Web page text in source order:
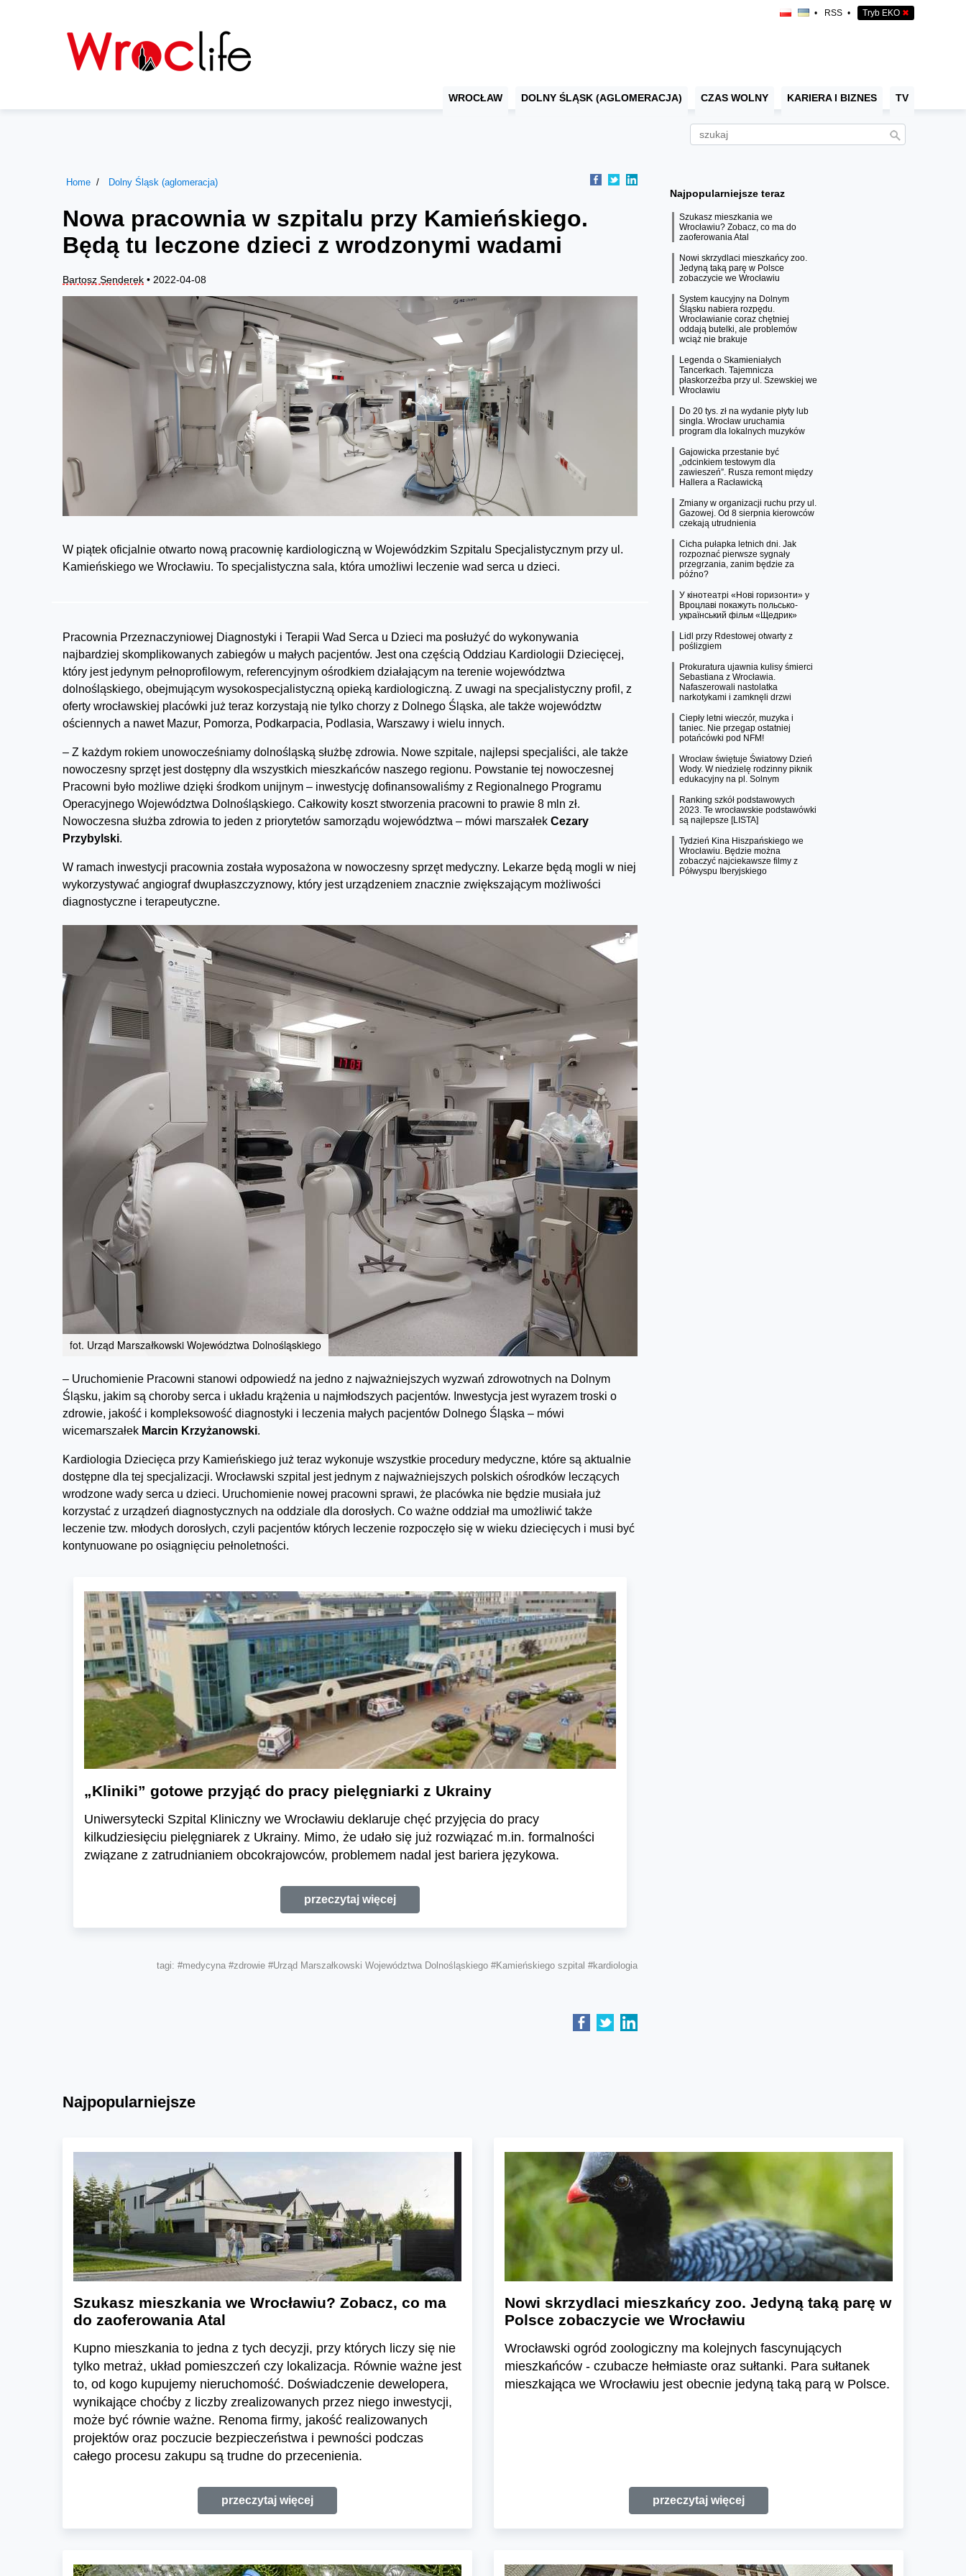
• RSS • Tryb EKO ✖
WROCŁAW DOLNY ŚLĄSK (AGLOMERACJA) CZAS WOLNY KARIERA I BIZNES TV
Home Dolny Śląsk (aglomeracja)
Nowa pracownia w szpitalu przy Kamieńskiego.
Będą tu leczone dzieci z wrodzonymi wadami
Bartosz Senderek • 2022-04-08
W piątek oficjalnie otwarto nową pracownię kardiologiczną w Wojewódzkim Szpitalu Specjalistycznym przy ul.
Kamieńskiego we Wrocławiu. To specjalistyczna sala, która umożliwi leczenie wad serca u dzieci.
Pracownia Przeznaczyniowej Diagnostyki i Terapii Wad Serca u Dzieci ma posłużyć do wykonywania
najbardziej skomplikowanych zabiegów u małych pacjentów. Jest ona częścią Oddziau Kardiologii Dziecięcej,
który jest jedynym pełnoprofilowym, referencyjnym ośrodkiem działającym na terenie województwa
dolnośląskiego, obejmującym wysokospecjalistyczną opieką kardiologiczną. Z uwagi na specjalistyczny profil, z
oferty wrocławskiej placówki już teraz korzystają nie tylko chorzy z Dolnego Śląska, ale także województw
ościennych a nawet Mazur, Pomorza, Podkarpacia, Podlasia, Warszawy i wielu innych.
– Z każdym rokiem unowocześniamy dolnośląską służbę zdrowia. Nowe szpitale, najlepsi specjaliści, ale także
nowoczesny sprzęt jest dostępny dla wszystkich mieszkańców naszego regionu. Powstanie tej nowoczesnej
Pracowni było możliwe dzięki środkom unijnym – inwestycję dofinansowaliśmy z Regionalnego Programu
Operacyjnego Województwa Dolnośląskiego. Całkowity koszt stworzenia pracowni to prawie 8 mln zł.
Nowoczesna służba zdrowia to jeden z priorytetów samorządu województwa – mówi marszałek Cezary
Przybylski.
W ramach inwestycji pracownia została wyposażona w nowoczesny sprzęt medyczny. Lekarze będą mogli w niej
wykorzystywać angiograf dwupłaszczyznowy, który jest urządzeniem znacznie zwiększającym możliwości
diagnostyczne i terapeutyczne.
fot. Urząd Marszałkowski Województwa Dolnośląskiego
– Uruchomienie Pracowni stanowi odpowiedź na jedno z najważniejszych wyzwań zdrowotnych na Dolnym
Śląsku, jakim są choroby serca i układu krążenia u najmłodszych pacjentów. Inwestycja jest wyrazem troski o
zdrowie, jakość i kompleksowość diagnostyki i leczenia małych pacjentów Dolnego Śląska – mówi
wicemarszałek Marcin Krzyżanowski.
Kardiologia Dziecięca przy Kamieńskiego już teraz wykonuje wszystkie procedury medyczne, które są aktualnie
dostępne dla tej specjalizacji. Wrocławski szpital jest jednym z najważniejszych polskich ośrodków leczących
wrodzone wady serca u dzieci. Uruchomienie nowej pracowni sprawi, że placówka nie będzie musiała już
korzystać z urządzeń diagnostycznych na oddziale dla dorosłych. Co ważne oddział ma umożliwić także
leczenie tzw. młodych dorosłych, czyli pacjentów których leczenie rozpoczęło się w wieku dziecięcych i musi być
kontynuowane po osiągnięciu pełnoletności.
„Kliniki” gotowe przyjąć do pracy pielęgniarki z Ukrainy
Uniwersytecki Szpital Kliniczny we Wrocławiu deklaruje chęć przyjęcia do pracy
kilkudziesięciu pielęgniarek z Ukrainy. Mimo, że udało się już rozwiązać m.in. formalności
związane z zatrudnianiem obcokrajowców, problemem nadal jest bariera językowa.
przeczytaj więcej
tagi: #medycyna #zdrowie #Urząd Marszałkowski Województwa Dolnośląskiego #Kamieńskiego szpital #kardiologia
Najpopularniejsze teraz
Szukasz mieszkania we
Wrocławiu? Zobacz, co ma do
zaoferowania Atal
Nowi skrzydlaci mieszkańcy zoo.
Jedyną taką parę w Polsce
zobaczycie we Wrocławiu
System kaucyjny na Dolnym
Śląsku nabiera rozpędu.
Wrocławianie coraz chętniej
oddają butelki, ale problemów
wciąż nie brakuje
Legenda o Skamieniałych
Tancerkach. Tajemnicza
płaskorzeźba przy ul. Szewskiej we
Wrocławiu
Do 20 tys. zł na wydanie płyty lub
singla. Wrocław uruchamia
program dla lokalnych muzyków
Gajowicka przestanie być
„odcinkiem testowym dla
zawieszeń”. Rusza remont między
Hallera a Racławicką
Zmiany w organizacji ruchu przy ul.
Gazowej. Od 8 sierpnia kierowców
czekają utrudnienia
Cicha pułapka letnich dni. Jak
rozpoznać pierwsze sygnały
przegrzania, zanim będzie za
późno?
У кінотеатрі «Нові горизонти» у
Вроцлаві покажуть польсько-
український фільм «Щедрик»
Lidl przy Rdestowej otwarty z
poślizgiem
Prokuratura ujawnia kulisy śmierci
Sebastiana z Wrocławia.
Nafaszerowali nastolatka
narkotykami i zamknęli drzwi
Ciepły letni wieczór, muzyka i
taniec. Nie przegap ostatniej
potańcówki pod NFM!
Wrocław świętuje Światowy Dzień
Wody. W niedzielę rodzinny piknik
edukacyjny na pl. Solnym
Ranking szkół podstawowych
2023. Te wrocławskie podstawówki
są najlepsze [LISTA]
Tydzień Kina Hiszpańskiego we
Wrocławiu. Będzie można
zobaczyć najciekawsze filmy z
Półwyspu Iberyjskiego
Najpopularniejsze
Szukasz mieszkania we Wrocławiu? Zobacz, co ma
do zaoferowania Atal
Kupno mieszkania to jedna z tych decyzji, przy których liczy się nie
tylko metraż, układ pomieszczeń czy lokalizacja. Równie ważne jest
to, od kogo kupujemy nieruchomość. Doświadczenie dewelopera,
wynikające choćby z liczby zrealizowanych przez niego inwestycji,
może być równie ważne. Renoma firmy, jakość realizowanych
projektów oraz poczucie bezpieczeństwa i pewności podczas
całego procesu zakupu są trudne do przecenienia.
przeczytaj więcej
Nowi skrzydlaci mieszkańcy zoo. Jedyną taką parę w
Polsce zobaczycie we Wrocławiu
Wrocławski ogród zoologiczny ma kolejnych fascynujących
mieszkańców - czubacze hełmiaste oraz sułtanki. Para sułtanek
mieszkająca we Wrocławiu jest obecnie jedyną taką parą w Polsce.
przeczytaj więcej